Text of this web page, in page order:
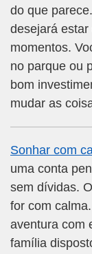
do que
desejará
momentos.
no parque ou
bom
mudar as
Sonhar com
uma conta
sem dívidas.
for com
aventura com
família